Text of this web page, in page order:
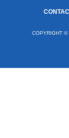
COPYRIGHT ©